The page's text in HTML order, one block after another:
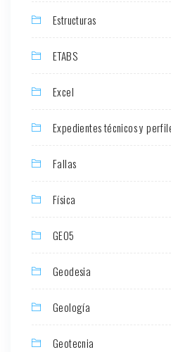
Estructuras
ETABS
Excel
Expedientes técnicos y
Fallas
Física
GEO5
Geodesia
Geología
Geotecnia